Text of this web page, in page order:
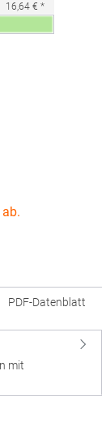
16,64 € *
PDF-Datenblatt
mit